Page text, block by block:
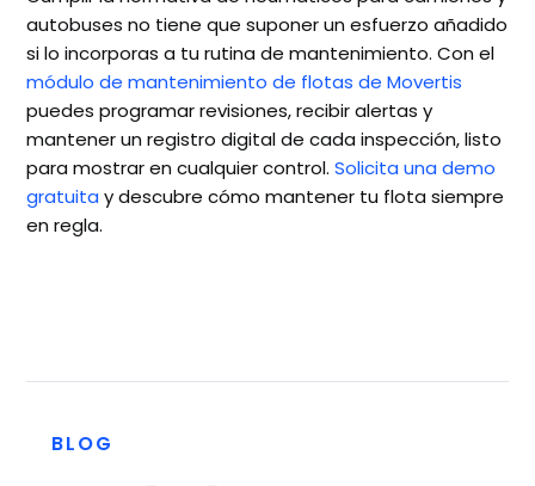
autobuses no tiene que suponer un esfuerzo añadido
si lo incorporas a tu rutina de mantenimiento. Con el
módulo de mantenimiento de flotas de Movertis
puedes programar revisiones, recibir alertas y
mantener un registro digital de cada inspección, listo
para mostrar en cualquier control.Solicita una demo
gratuita y descubre cómo mantener tu flota siempre
en regla.
BLOG